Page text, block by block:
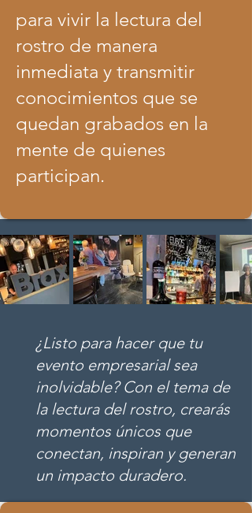
para vivir la lectura del
rostro de manera
inmediata y transmitir
conocimientos que se
quedan grabados en la
mente de quienes
participan.
¿Listo para hacer que tu
evento empresarial sea
inolvidable? Con el tema de
la lectura del rostro, crearás
momentos únicos que
conectan, inspiran y generan
un impacto duradero.